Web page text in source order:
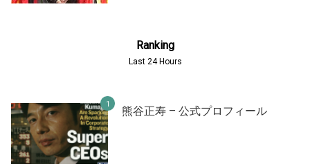
Ranking
Last 24 Hours
熊谷正寿 – 公式プロフィール